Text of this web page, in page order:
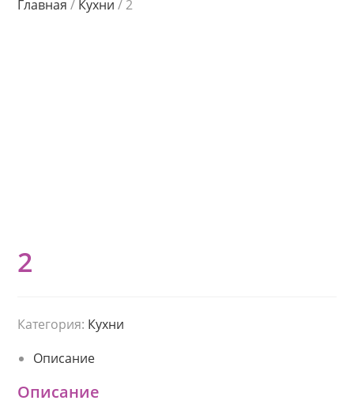
Главная / Кухни / 2
2
Категория: Кухни
Описание
Описание